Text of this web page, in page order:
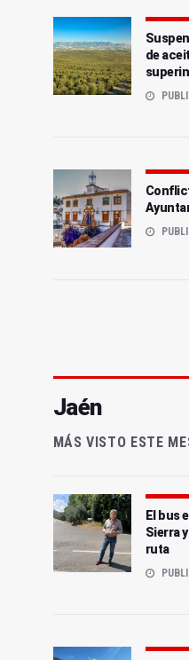
de
Jaén
MÁS VISTO ESTE
El bus
Sierra
ruta